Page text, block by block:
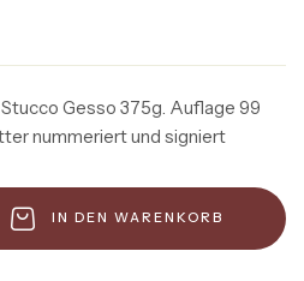
Gesso 375g. Auflage 99
nummeriert und signiert
IN DEN WARENKORB